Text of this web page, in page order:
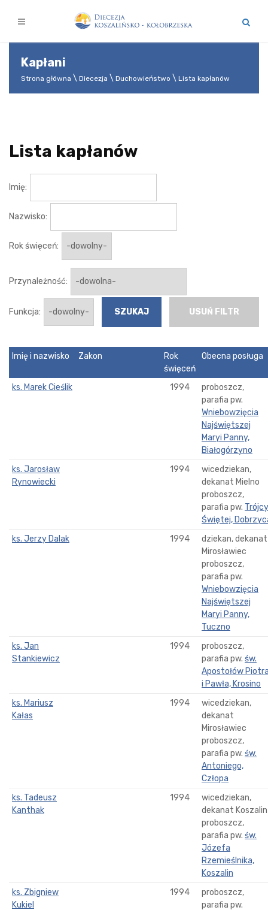
Kapłani
Strona główna Diecezja Duchowieństwo Lista kapłanów
Lista kapłanów
Imię:
Nazwisko:
Rok święceń:
Przynależność:
Funkcja: USUŃ FILTR
Imię i nazwisko Zakon
Rok
święceń
Obecna posługa
ks. Marek Cieślik 1994
proboszcz,
parafia pw.
Wniebowzięcia
Najświętszej
Maryi Panny,
Białogórzyno
ks. Jarosław
Rynowiecki
1994
wicedziekan,
dekanat Mielno
proboszcz,
parafia pw. Trójcy
Świętej,
ks. Jerzy Dalak
1994
dziekan, dekanat
Mirosławiec
proboszcz,
parafia pw.
Wniebowzięcia
Najświętszej
Maryi Panny,
Tuczno
ks. Jan
Stankiewicz
1994
proboszcz,
parafia pw. św.
Apostołów
i Pawła, Krosino
ks. Mariusz
Kałas
1994
wicedziekan,
dekanat
Mirosławiec
proboszcz,
parafia pw. św.
Antoniego,
Człopa
ks. Tadeusz
Kanthak
1994
wicedziekan,
dekanat Koszalin
proboszcz,
parafia pw. św.
Józefa
Rzemieślnika,
Koszalin
ks. Zbigniew
Kukiel
1994
proboszcz,
parafia pw.